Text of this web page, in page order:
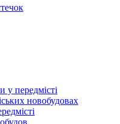
у передмісті
новобудовах